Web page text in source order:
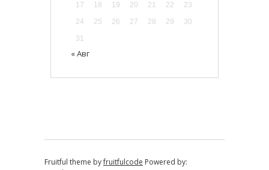
17
18 19 20 21 22
23
24
25 26 27 28 29
30
31
« Авг
Fruitful theme byfruitfulcode Powered by: